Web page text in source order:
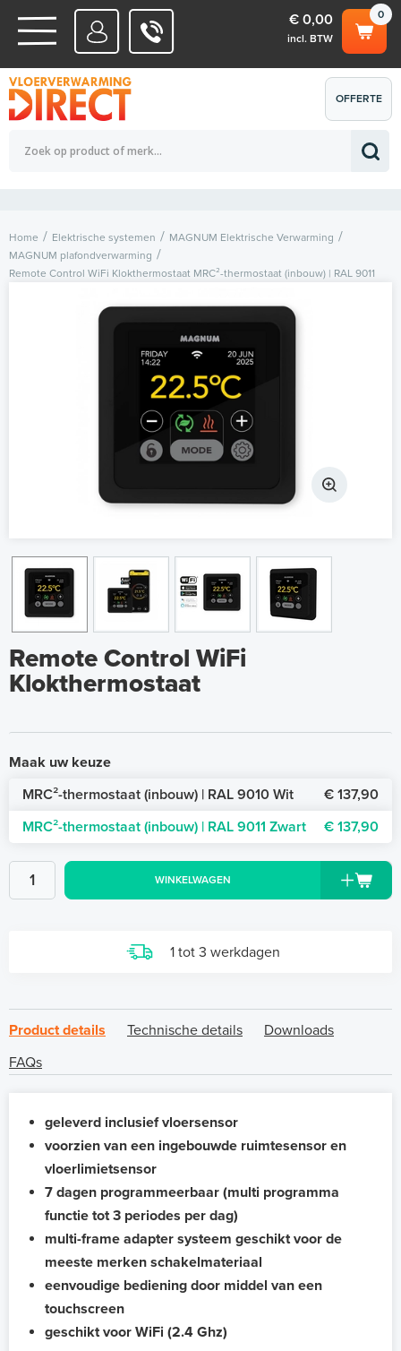
WATERSYSTEMEN
ELEKTRISCHE SYSTEMEN
0
€ 0,00
incl. BTW
Totaalbedrag (incl. BTW) € 0,00
OFFERTE
AANVRAGEN
Home Elektrische systemen
MAGNUM Elektrische Verwarming
MAGNUM plafondverwarming
Remote Control WiFi Klokthermostaat MRC²-thermostaat (inbouw) | RAL 9011
Remote Control WiFi
Klokthermostaat
Maak uw keuze
MRC²-thermostaat (inbouw) | RAL 9010 Wit
€ 137,90
MRC²-thermostaat (inbouw) | RAL 9011 Zwart
€ 137,90
WINKELWAGEN
1 tot 3 werkdagen
Product details Technische details
Downloads
FAQs
geleverd inclusief vloersensor
voorzien van een ingebouwde ruimtesensor en
vloerlimietsensor
7 dagen programmeerbaar (multi programma
functie tot 3 periodes per dag)
multi-frame adapter systeem geschikt voor de
meeste merken schakelmateriaal
eenvoudige bediening door middel van een
touchscreen
geschikt voor WiFi (2.4 Ghz)